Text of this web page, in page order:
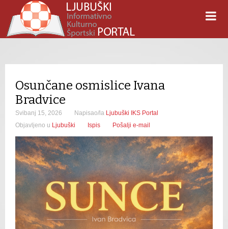
Osunčane osmislice Ivana
Bradvice
Svibanj 15, 2026 Napisao/la Ljubuški IKS Portal
Objavljeno u Ljubuški Ispis Pošalji e-mail